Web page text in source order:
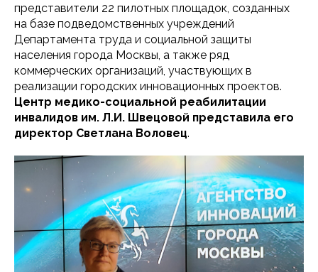
представители 22 пилотных площадок, созданных
на базе подведомственных учреждений
Департамента труда и социальной защиты
населения города Москвы, а также ряд
коммерческих организаций, участвующих в
реализации городских инновационных проектов.
Центр медико-социальной реабилитации
инвалидов им. Л.И. Швецовой представила его
директор Светлана Воловец.